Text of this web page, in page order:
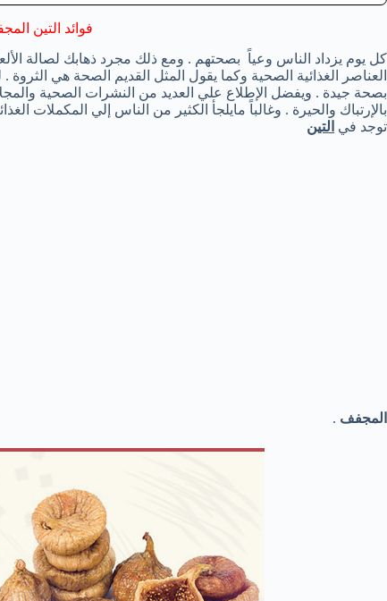
فوائد التين
كل يوم يزداد الناس وعياً بصحتهم . ومع ذلك مجرد ذهابك لصالة
العناصر الغذائية الصحية وكما يقول المثل القديم الصحة هي
بصحة جيدة . ويفضل الإطلاع علي العديد من النشرات الصحية
بالإرتباك والحيرة . وغالباً مايلجأ الكثير من الناس إلي المكملات
توجد في التين
المجفف .